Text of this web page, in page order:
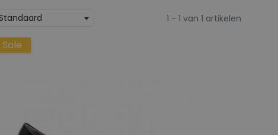
Standaard 1 - 1 van 1 artikelen
Sale